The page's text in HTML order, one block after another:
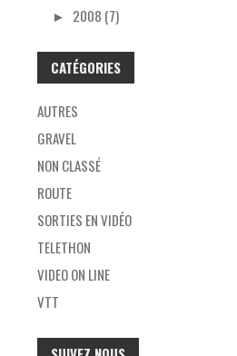
► 2008 (7)
CATÉGORIES
AUTRES
GRAVEL
NON CLASSÉ
ROUTE
SORTIES EN VIDÉO
TELETHON
VIDEO ON LINE
VTT